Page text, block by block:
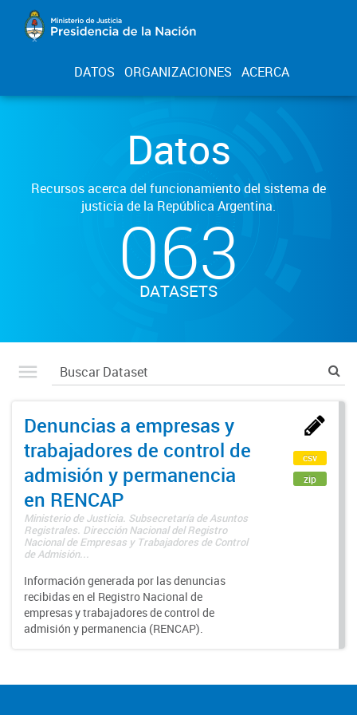
DATOS ORGANIZACIONES ACERCA
Datos
Recursos acerca del funcionamiento del sistema de
justicia de la República Argentina.
063
DATASETS
Denuncias a empresas y
trabajadores de control de
admisión y permanencia
en RENCAP
Ministerio de Justicia. Subsecretaría de Asuntos
Registrales. Dirección Nacional del Registro
Nacional de Empresas y Trabajadores de Control
de Admisión...
Información generada por las denuncias
recibidas en el Registro Nacional de
empresas y trabajadores de control de
admisión y permanencia (RENCAP).
csv
zip